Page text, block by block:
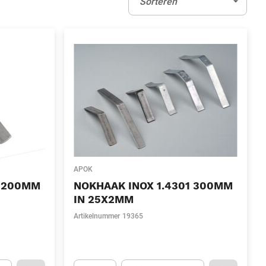
200MM
APOK
NOKHAAK INOX 1.4301 300MM
IN 25X2MM
Artikelnummer 19365